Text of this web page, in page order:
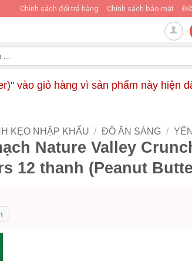
Chính sách đổi trả hàng Chính sách bảo mật
vào giỏ hàng vì sản phẩm này hiện
KẸO NHẬP KHẨU / ĐỒ ĂN SÁNG /
Nature Valley
12 thanh (Peanut